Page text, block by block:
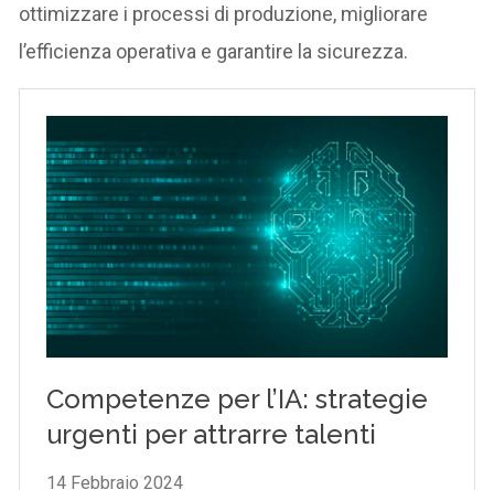
ottimizzare i processi di produzione, migliorare
l’efficienza operativa e garantire la sicurezza.